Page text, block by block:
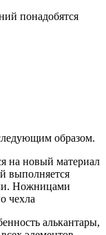
понадобятся
образом.
на новый материал
выполняется
Ножницами
чехла
алькантары,